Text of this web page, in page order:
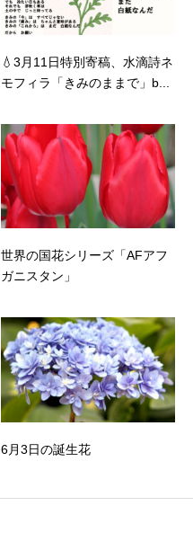
💧3月11日特別寄稿、水滴詩ネ
モフィラ「きみのままで」b...
世界の国花シリーズ「AFアフ
ガニスタン」
6月3日の誕生花